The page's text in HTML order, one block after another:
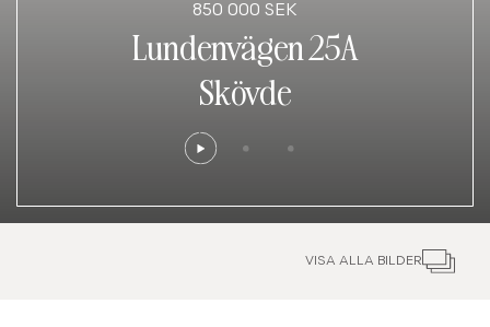
850 000 SEK
Lundenvägen 25A
Skövde
VISA ALLA BILDER